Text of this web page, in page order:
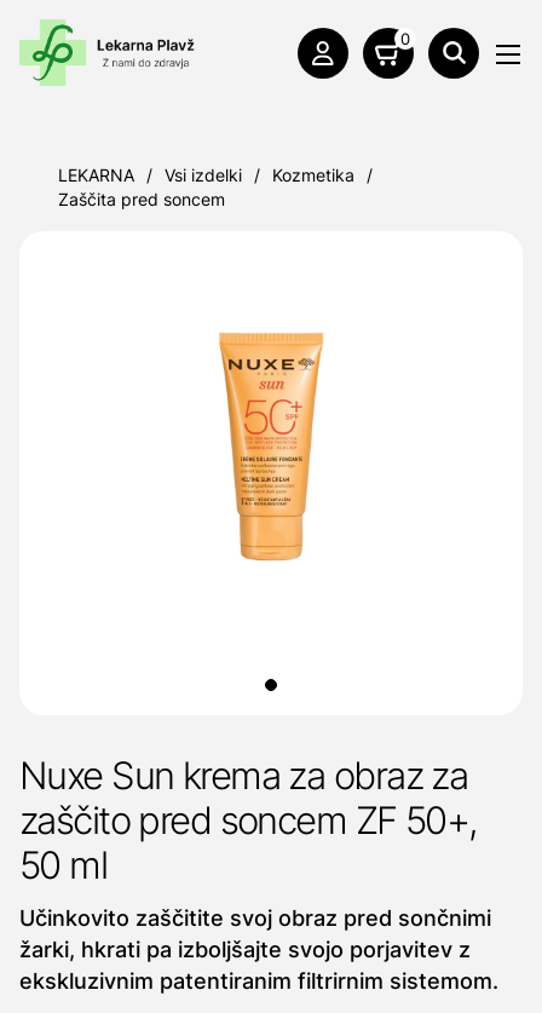
0
LEKARNA / Vsi izdelki / Kozmetika
/
Zaščita pred soncem
Nuxe Sun krema za obraz za
zaščito pred soncem ZF 50+,
50 ml
Učinkovito zaščitite svoj obraz pred sončnimi
žarki, hkrati pa izboljšajte svojo porjavitev z
ekskluzivnim patentiranim filtrirnim sistemom.